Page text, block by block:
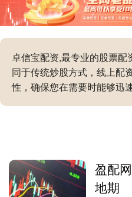
卓信宝配资,最专业的股票配
同于传统炒股方式，线上配
性，确保您在需要时能够迅
盈配
地期